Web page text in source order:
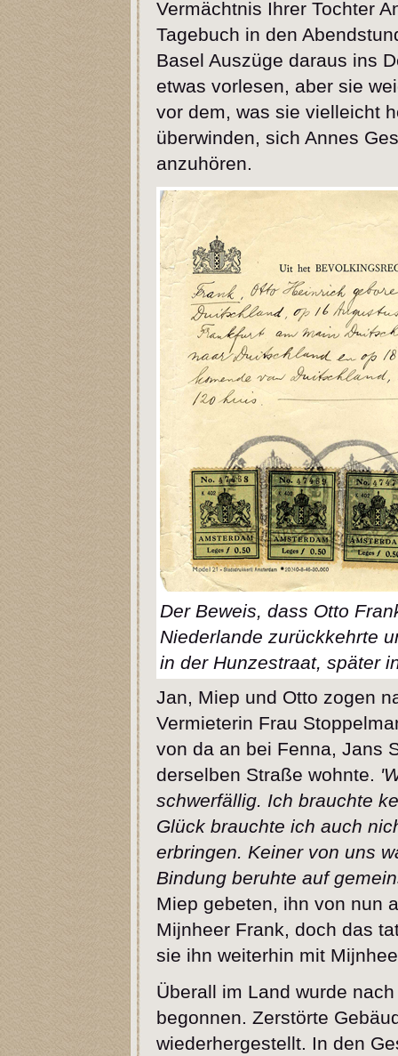
Vermächtnis Ihrer Tochter
Tagebuch in den
Basel Auszüge daraus ins
etwas vorlesen, aber sie
vor dem, was sie vielleicht
überwinden, sich Annes
anzuhören.
Der Beweis, dass Otto
Niederlande zurückkehrte
in der Hunzestraat, später
Jan, Miep und Otto zogen
Vermieterin Frau
von da an bei Fenna, Jans
derselben Straße wohnte.
schwerfällig. Ich brauchte
Glück brauchte ich auch
erbringen. Keiner von uns
Bindung beruhte auf
Miep gebeten, ihn von nun
Mijnheer Frank, doch das
sie ihn weiterhin mit
Überall im Land wurde
begonnen. Zerstörte
wiederhergestellt. In den